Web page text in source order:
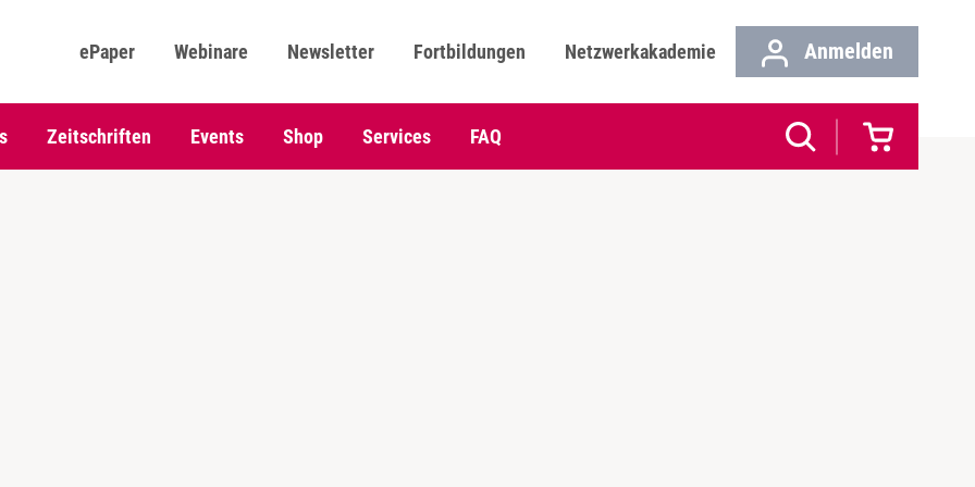
ePaper Webinare Newsletter Fortbildungen Netzwerkakademie Anmelden
Zeitschriften Events Shop Services FAQ